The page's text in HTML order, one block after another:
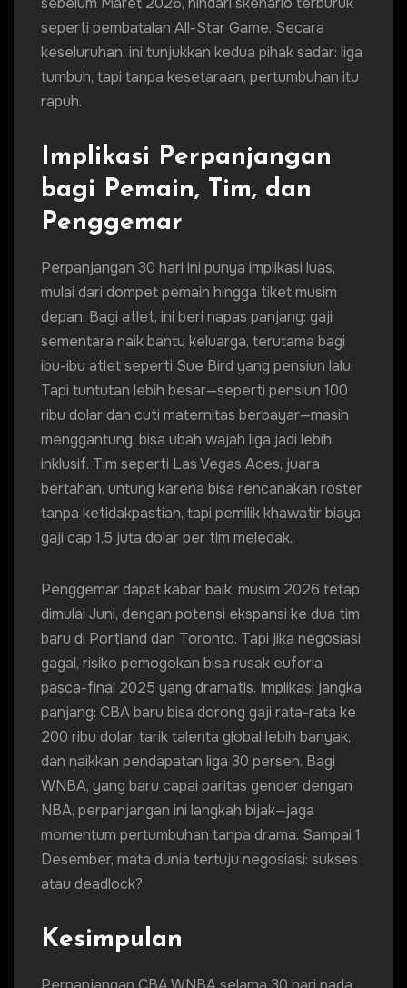
seperti pembatalan All-Star Game. Secara
keseluruhan, ini tunjukkan kedua pihak sadar: liga
tumbuh, tapi tanpa kesetaraan, pertumbuhan itu
rapuh.
Implikasi Perpanjangan
bagi Pemain, Tim, dan
Penggemar
Perpanjangan 30 hari ini punya implikasi luas,
mulai dari dompet pemain hingga tiket musim
depan. Bagi atlet, ini beri napas panjang: gaji
sementara naik bantu keluarga, terutama bagi
ibu-ibu atlet seperti Sue Bird yang pensiun lalu.
Tapi tuntutan lebih besar—seperti pensiun 100
ribu dolar dan cuti maternitas berbayar—masih
menggantung, bisa ubah wajah liga jadi lebih
inklusif. Tim seperti Las Vegas Aces, juara
bertahan, untung karena bisa rencanakan roster
tanpa ketidakpastian, tapi pemilik khawatir biaya
gaji cap 1,5 juta dolar per tim meledak.
Penggemar dapat kabar baik: musim 2026 tetap
dimulai Juni, dengan potensi ekspansi ke dua tim
baru di Portland dan Toronto. Tapi jika negosiasi
gagal, risiko pemogokan bisa rusak euforia
pasca-final 2025 yang dramatis. Implikasi jangka
panjang: CBA baru bisa dorong gaji rata-rata ke
200 ribu dolar, tarik talenta global lebih banyak,
dan naikkan pendapatan liga 30 persen. Bagi
WNBA, yang baru capai paritas gender dengan
NBA, perpanjangan ini langkah bijak—jaga
momentum pertumbuhan tanpa drama. Sampai 1
Desember, mata dunia tertuju negosiasi: sukses
atau deadlock?
Kesimpulan